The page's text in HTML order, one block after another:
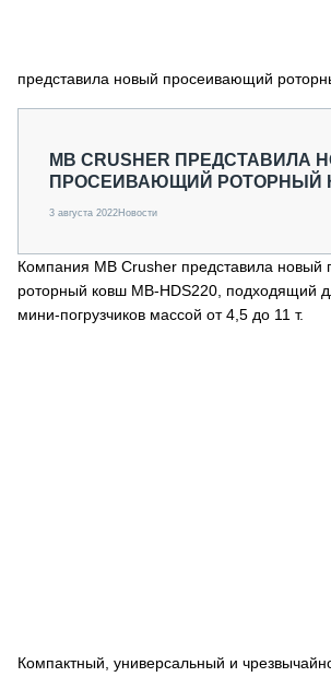
СПЕЦПРОЕКТЫ
О ПРОЕКТЕ
представила новый просеивающий
MB CRUSHER ПРЕДСТАВИЛА
ПРОСЕИВАЮЩИЙ РОТОРНЫЙ
3 августа 2022Новости
Компания MB Crusher представила
роторный ковш MB-HDS220, подходящий
мини-погрузчиков массой от 4,5 до 11 т.
Компактный, универсальный и